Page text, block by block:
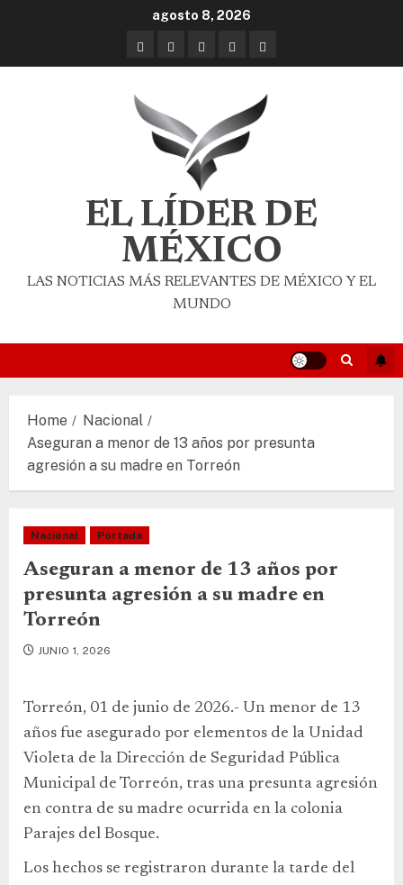
agosto 8, 2026
EL LÍDER DE
MÉXICO
LAS NOTICIAS MÁS RELEVANTES DE MÉXICO Y EL
MUNDO
Home
Nacional
Aseguran a menor de 13 años por presunta
agresión a su madre en Torreón
Nacional Portada
Aseguran a menor de 13 años por
presunta agresión a su madre en
Torreón
JUNIO 1, 2026
Torreón, 01 de junio de 2026.- Un menor de 13
años fue asegurado por elementos de la Unidad
Violeta de la Dirección de Seguridad Pública
Municipal de Torreón, tras una presunta agresión
en contra de su madre ocurrida en la colonia
Parajes del Bosque.
Los hechos se registraron durante la tarde del